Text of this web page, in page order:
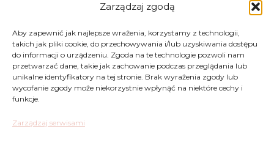
Zarządzaj zgodą
Aby zapewnić jak najlepsze wrażenia, korzystamy z technologii,
takich jak pliki cookie, do przechowywania i/lub uzyskiwania dostępu
do informacji o urządzeniu. Zgoda na te technologie pozwoli nam
przetwarzać dane, takie jak zachowanie podczas przeglądania lub
unikalne identyfikatory na tej stronie. Brak wyrażenia zgody lub
wycofanie zgody może niekorzystnie wpłynąć na niektóre cechy i
funkcje.
Zarządzaj serwisami